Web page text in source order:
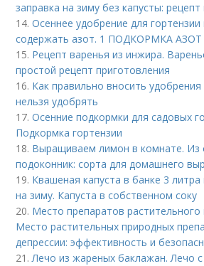
заправка на зиму без капусты:
14.Осеннее удобрение для
содержать азот. 1 ПОДКОРМКА
15. Рецепт варенья из инжира.
простой рецепт приготовления
16. Как правильно вносить
нельзя удобрять
17.Осенние подкормки для садовых
Подкормка гортензии
18. Выращиваем лимон в комнате. Из
подоконник: сорта для домашнего
19. Квашеная капуста в банке 3
на зиму. Капуста в собственном соку
20. Место препаратов растительного
Место растительных природных
депрессии: эффективность и
21.Лечо из жареных баклажан. Лечо